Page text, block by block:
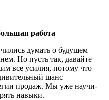
работа
думать о будущем
Но пусть так, давайте
все усилия, потому что
шанс
продаж. Мы уже научи­
навыки.